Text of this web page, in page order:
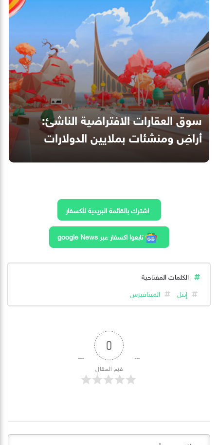
سوق العقارات الافتراضية الناشئ:
أراضِ ومنشئات بملايين الدولارات
اشترك بالقائمة البريدية لأكسفار
تابعوا اكسفار عبر google News
الكلمات المفتاحية
إنتل
الميتافيرس
0
قيم المقال